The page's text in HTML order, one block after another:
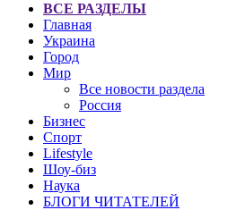
ВСЕ РАЗДЕЛЫ
Главная
Украина
Город
Мир
Все новости раздела
Россия
Бизнес
Спорт
Lifestyle
Шоу-биз
Наука
БЛОГИ ЧИТАТЕЛЕЙ